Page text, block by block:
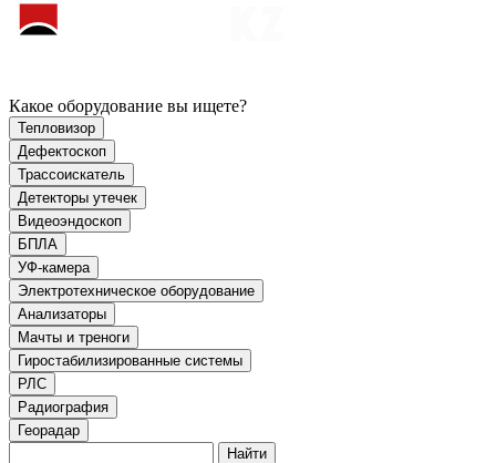
Какое оборудование вы ищете?
Тепловизор
Дефектоскоп
Трассоискатель
Детекторы утечек
Видеоэндоскоп
БПЛА
УФ-камера
Электротехническое оборудование
Анализаторы
Мачты и треноги
Гиростабилизированные системы
РЛС
Радиография
Георадар
Найти